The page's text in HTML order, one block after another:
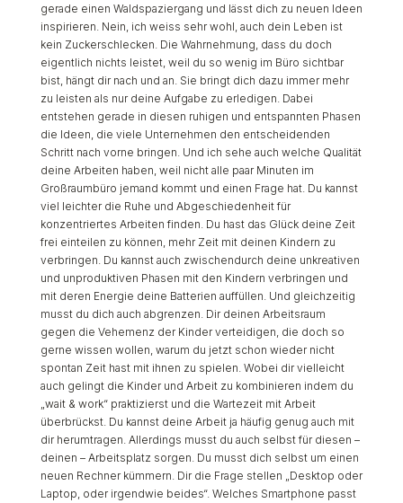
gerade einen Waldspaziergang und lässt dich zu neuen Ideen
inspirieren. Nein, ich weiss sehr wohl, auch dein Leben ist
kein Zuckerschlecken. Die Wahrnehmung, dass du doch
eigentlich nichts leistet, weil du so wenig im Büro sichtbar
bist, hängt dir nach und an. Sie bringt dich dazu immer mehr
zu leisten als nur deine Aufgabe zu erledigen. Dabei
entstehen gerade in diesen ruhigen und entspannten Phasen
die Ideen, die viele Unternehmen den entscheidenden
Schritt nach vorne bringen. Und ich sehe auch welche Qualität
deine Arbeiten haben, weil nicht alle paar Minuten im
Großraumbüro jemand kommt und einen Frage hat. Du kannst
viel leichter die Ruhe und Abgeschiedenheit für
konzentriertes Arbeiten finden. Du hast das Glück deine Zeit
frei einteilen zu können, mehr Zeit mit deinen Kindern zu
verbringen. Du kannst auch zwischendurch deine unkreativen
und unproduktiven Phasen mit den Kindern verbringen und
mit deren Energie deine Batterien auffüllen. Und gleichzeitig
musst du dich auch abgrenzen. Dir deinen Arbeitsraum
gegen die Vehemenz der Kinder verteidigen, die doch so
gerne wissen wollen, warum du jetzt schon wieder nicht
spontan Zeit hast mit ihnen zu spielen. Wobei dir vielleicht
auch gelingt die Kinder und Arbeit zu kombinieren indem du
„wait & work“ praktizierst und die Wartezeit mit Arbeit
überbrückst. Du kannst deine Arbeit ja häufig genug auch mit
dir herumtragen. Allerdings musst du auch selbst für diesen –
deinen – Arbeitsplatz sorgen. Du musst dich selbst um einen
neuen Rechner kümmern. Dir die Frage stellen „Desktop oder
Laptop, oder irgendwie beides“. Welches Smartphone passt